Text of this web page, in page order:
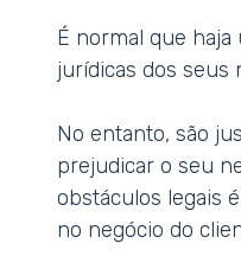
É normal que
jurídicas dos seus
No entanto, são
prejudicar o seu
obstáculos legais
no negócio do